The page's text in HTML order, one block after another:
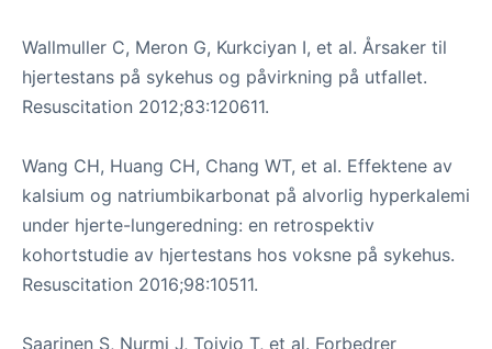
Wallmuller C, Meron G, Kurkciyan I, et al. Årsaker til
hjertestans på sykehus og påvirkning på utfallet.
Resuscitation 2012;83:120611.
Wang CH, Huang CH, Chang WT, et al. Effektene av
kalsium og natriumbikarbonat på alvorlig hyperkalemi
under hjerte-lungeredning: en retrospektiv
kohortstudie av hjertestans hos voksne på sykehus.
Resuscitation 2016;98:10511.
Saarinen S, Nurmi J, Toivio T, et al. Forbedrer